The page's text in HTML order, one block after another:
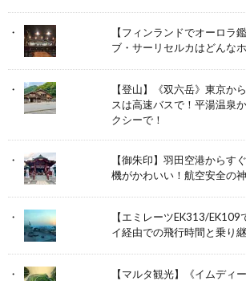
【フィンランドでオーロラ
ブ・サーリセルカはどんな
【登山】《双六岳》東京か
スは高速バスで！平湯温泉
クシーで！
【御朱印】羽田空港からす
機がかわいい！航空安全の神
【エミレーツEK313/
イ経由での飛行時間と乗り
【マルタ観光】《イムディ